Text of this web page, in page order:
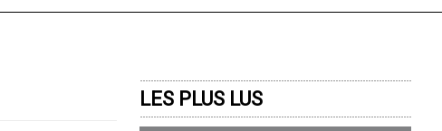
LES PLUS LUS